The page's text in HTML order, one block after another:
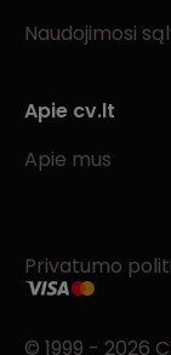
Naudojimosi
Apie cv.lt
Apie mus
Privatumo
© 1999 - 2026